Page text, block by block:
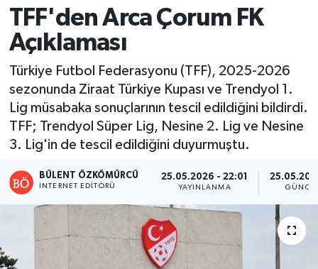
TFF'den Arca Çorum FK
Açıklaması
Türkiye Futbol Federasyonu (TFF), 2025-2026
sezonunda Ziraat Türkiye Kupası ve Trendyol 1.
Lig müsabaka sonuçlarının tescil edildiğini bildirdi.
TFF; Trendyol Süper Lig, Nesine 2. Lig ve Nesine
3. Lig'in de tescil edildiğini duyurmuştu.
BÜLENT ÖZKÖMÜRCÜ
İNTERNET EDITÖRÜ
25.05.2026 - 22:01
YAYINLANMA
Tüm Manşetler
Son Dakika Haberleri
Haber Arşivi